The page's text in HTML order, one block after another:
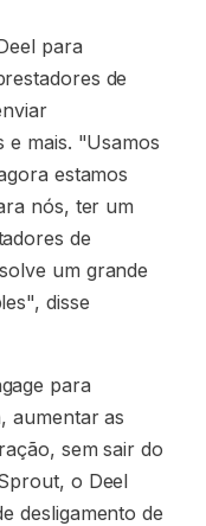
para
de
mais. "Usamos
estamos
nós, ter um
de
um grande
disse
para
aumentar as
sem sair do
o Deel
desligamento de